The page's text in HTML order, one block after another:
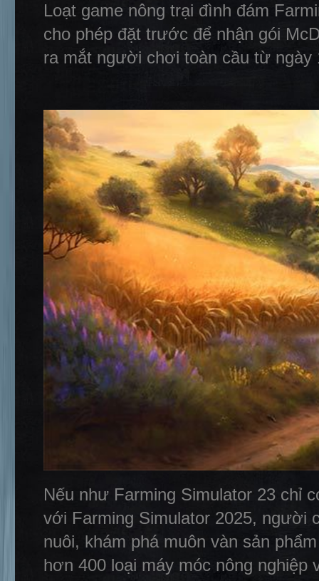
Loạt game nông trại đình đám
cho phép đặt trước để nhận gói
ra mắt người chơi toàn cầu từ ngày
Nếu như Farming Simulator 23 chỉ
với Farming Simulator 2025, người
nuôi, khám phá muôn vàn sản
hơn 400 loại máy móc nông